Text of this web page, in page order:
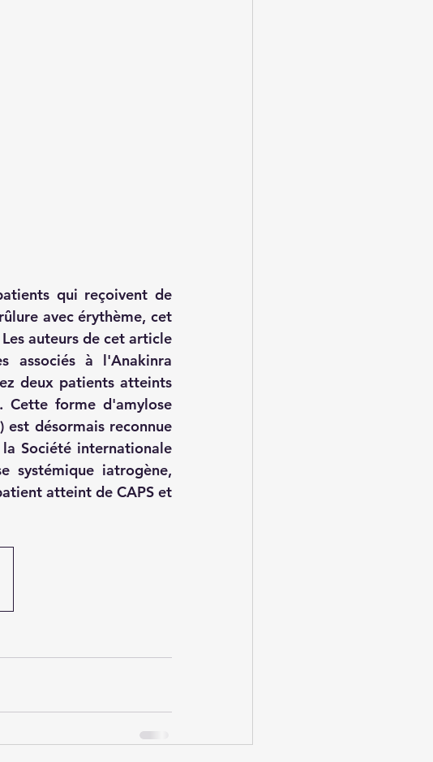
qui reçoivent de
avec érythème, cet
auteurs de cet article
associés à l'Anakinra
deux patients atteints
Cette forme d'amylose
est désormais reconnue
Société internationale
systémique iatrogène,
atteint de CAPS et